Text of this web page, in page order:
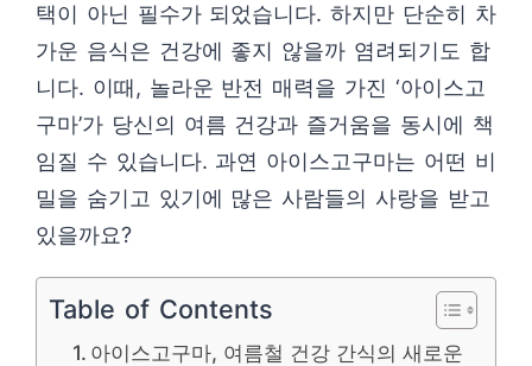
택이 아닌 필수가 되었습니다. 하지만 단순히 차
가운 음식은 건강에 좋지 않을까 염려되기도 합
니다. 이때, 놀라운 반전 매력을 가진 ‘아이스고
구마’가 당신의 여름 건강과 즐거움을 동시에 책
임질 수 있습니다. 과연 아이스고구마는 어떤 비
밀을 숨기고 있기에 많은 사람들의 사랑을 받고
있을까요?
Table of Contents
아이스고구마, 여름철 건강 간식의 새로운